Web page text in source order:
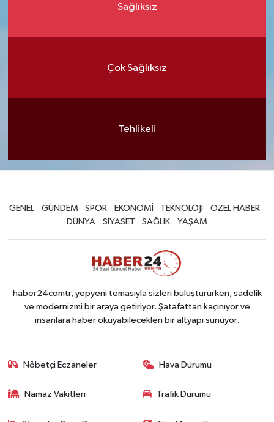
Sağlıksız
Çok Sağlıksız
Tehlikeli
GENEL GÜNDEM SPOR EKONOMİ TEKNOLOJİ
ÖZEL HABER
DÜNYA
SİYASET SAĞLIK YAŞAM
haber24comtr, yepyeni temasıyla sizleri buluştururken, sadelik
ve modernizmi bir araya getiriyor. Şatafattan kaçınıyor ve
insanlara haber okuyabilecekleri bir altyapı sunuyor.
Nöbetçi Eczaneler Hava Durumu
Namaz Vakitleri Trafik Durumu